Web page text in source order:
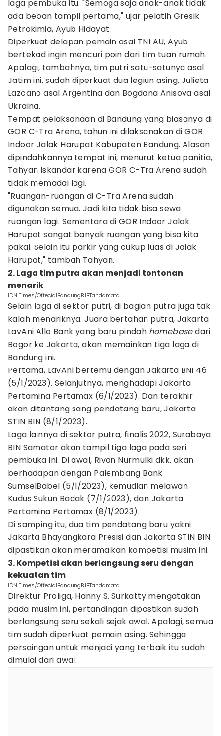
laga pembuka itu. "Semoga saja anak-anak tidak
ada beban tampil pertama," ujar pelatih Gresik
Petrokimia, Ayub Hidayat.
Diperkuat delapan pemain asal TNI AU, Ayub
bertekad ingin mencuri poin dari tim tuan rumah.
Apalagi, tambahnya, tim putri satu-satunya asal
Jatim ini, sudah diperkuat dua legiun asing, Julieta
Lazcano asal Argentina dan Bogdana Anisova asal
Ukraina.
Tempat pelaksanaan di Bandung yang biasanya di
GOR C-Tra Arena, tahun ini dilaksanakan di GOR
Indoor Jalak Harupat Kabupaten Bandung. Alasan
dipindahkannya tempat ini, menurut ketua panitia,
Tahyan Iskandar karena GOR C-Tra Arena sudah
tidak memadai lagi.
"Ruangan-ruangan di C-Tra Arena sudah
digunakan semua. Jadi kita tidak bisa sewa
ruangan lagi. Sementara di GOR Indoor Jalak
Harupat sangat banyak ruangan yang bisa kita
pakai. Selain itu parkir yang cukup luas di Jalak
Harupat," tambah Tahyan.
2. Laga tim putra akan menjadi tontonan
menarik
IDN Times/OffecialBandungBJBTandamata
Selain laga di sektor putri, di bagian putra juga tak
kalah menariknya. Juara bertahan putra, Jakarta
LavAni Allo Bank yang baru pindah homebasedari
Bogor ke Jakarta, akan memainkan tiga laga di
Bandung ini.
Pertama, LavAni bertemu dengan Jakarta BNI 46
(5/1/2023). Selanjutnya, menghadapi Jakarta
Pertamina Pertamax (6/1/2023). Dan terakhir
akan ditantang sang pendatang baru, Jakarta
STIN BIN (8/1/2023).
Laga lainnya di sektor putra, finalis 2022, Surabaya
BIN Samator akan tampil tiga laga pada seri
pembuka ini. Di awal, Rivan Nurmulki dkk. akan
berhadapan dengan Palembang Bank
SumselBabel (5/1/2023), kemudian melawan
Kudus Sukun Badak (7/1/2023), dan Jakarta
Pertamina Pertamax (8/1/2023).
Di samping itu, dua tim pendatang baru yakni
Jakarta Bhayangkara Presisi dan Jakarta STIN BIN
dipastikan akan meramaikan kompetisi musim ini.
3. Kompetisi akan berlangsung seru dengan
kekuatan tim
IDN Times/OffecialBandungBJBTandamata
Direktur Proliga, Hanny S. Surkatty mengatakan
pada musim ini, pertandingan dipastikan sudah
berlangsung seru sekali sejak awal. Apalagi, semua
tim sudah diperkuat pemain asing. Sehingga
persaingan untuk menjadi yang terbaik itu sudah
dimulai dari awal.